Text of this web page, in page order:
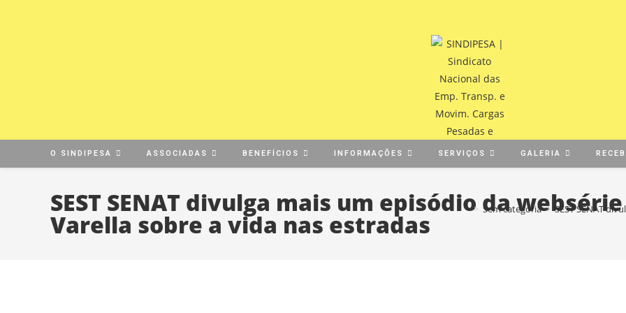
O SINDIPESA ASSOCIADAS BENEFÍCIOS INFORMAÇÕES SERVIÇOS GALERIA
SEST SENAT divulga mais um episódio da
Varella sobre a vida nas estradas
> Sem categoria > SEST SENAT